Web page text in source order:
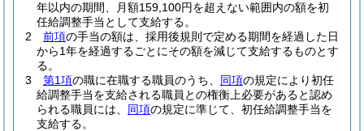
年以内の期間、月額159,100円を超えない範囲内の額を初
任給調整手当として支給する。
2
前項の手当の額は、採用後規則で定める期間を経過した日
から1年を経過するごとにその額を減じて支給するものとす
る。
3
第1項の職に在職する職員のうち、 同項の規定により初任
給調整手当を支給される職員との権衡上必要があると認め
られる職員には、 同項の規定に準じて、初任給調整手当を
支給する。